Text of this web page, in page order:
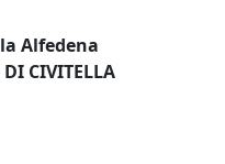
Alfedena
DI CIVITELLA